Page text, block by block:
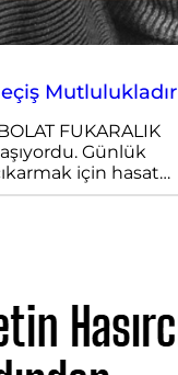
Mutlulukladır
FUKARALIK
Günlük
için hasat…